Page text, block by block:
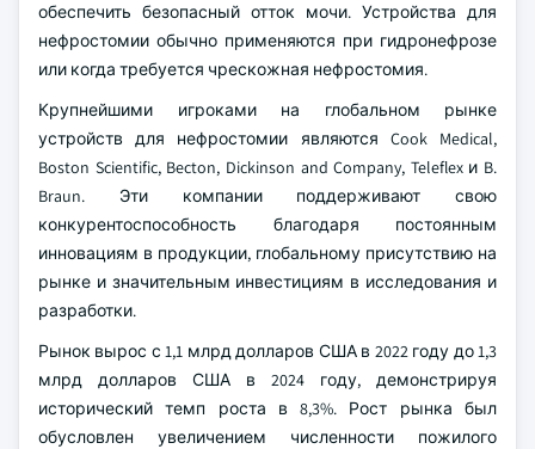
обеспечить безопасный отток мочи. Устройства для
нефростомии обычно применяются при гидронефрозе
или когда требуется чрескожная нефростомия.
Крупнейшими игроками на глобальном рынке
устройств для нефростомии являются Cook Medical,
Boston Scientific, Becton, Dickinson and Company, Teleflex и B.
Braun. Эти компании поддерживают свою
конкурентоспособность благодаря постоянным
инновациям в продукции, глобальному присутствию на
рынке и значительным инвестициям в исследования и
разработки.
Рынок вырос с 1,1 млрд долларов США в 2022 году до 1,3
млрд долларов США в 2024 году, демонстрируя
исторический темп роста в 8,3%. Рост рынка был
обусловлен увеличением численности пожилого